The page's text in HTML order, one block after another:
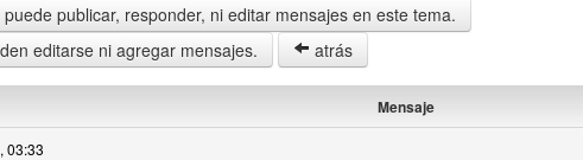
publicar, responder, ni editar mensajes en este tema.
editarse ni agregar mensajes.
atrás
Mensaje
03:33